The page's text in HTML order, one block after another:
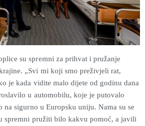
su spremni za prihvat i pružanje
„Svi mi koji smo preživjeli rat,
je kada vidite malo dijete od godinu dana
u automobilu, koje je putovalo
na sigurno u Europsku uniju. Nama su se
spremni pružiti bilo kakvu pomoć, a javili